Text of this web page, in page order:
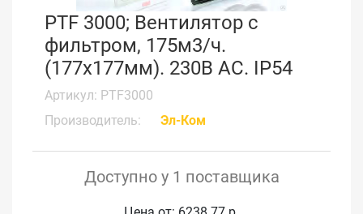
PTF 3000; Вентилятор с
фильтром, 175м3/ч.
(177x177мм). 230В АС. IP54
Артикул: PTF3000
Производитель:
Эл-Ком
Доступно у 1 поставщика